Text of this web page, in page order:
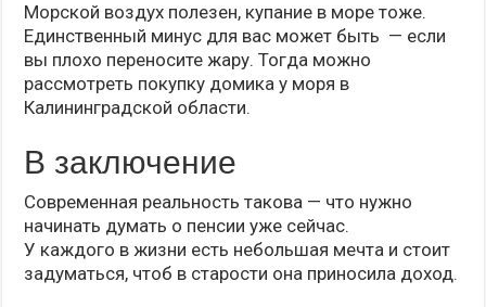
Морской воздух полезен, купание в море тоже.
Единственный минус для вас может быть — если
вы плохо переносите жару. Тогда можно
рассмотреть покупку домика у моря в
Калининградской области.
В заключение
Современная реальность такова — что нужно
начинать думать о пенсии уже сейчас.
У каждого в жизни есть небольшая мечта и стоит
задуматься, чтоб в старости она приносила доход.